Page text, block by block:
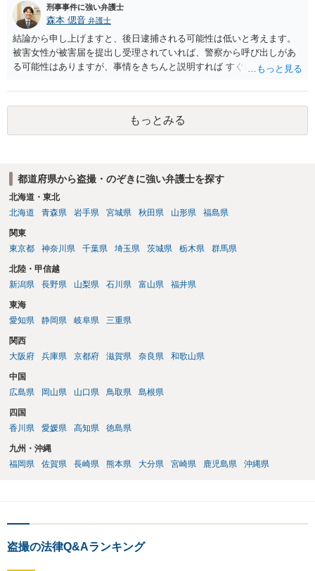
刑事事件に強い弁護士
森本 偲音 弁護士
結論から申し上げますと、後日逮捕される可能性は低いと考えます。
被害女性が被害届を提出し受理されていれば、警察から呼び出しがあ
る可能性はありますが、事情をきちんと説明すれば すぐに逮捕される
の画像が盗撮した画像等であれば別途問題となる可能性はあります
が、被害者が特定できない以上、 立件することは難しく、厳重注意で
終わる可能性が高いかと存じます。 以上ご参考までに。
もっとみる
都道府県から盗撮・のぞきに強い弁護士を探す
北海道・東北
北海道
青森県 岩手県 宮城県 秋田県 山形県 福島県
関東
東京都
神奈川県 千葉県 埼玉県 茨城県 栃木県 群馬県
北陸・甲信越
新潟県
長野県 山梨県 石川県 富山県 福井県
東海
愛知県
静岡県 岐阜県 三重県
関西
大阪府
兵庫県 京都府 滋賀県 奈良県 和歌山県
中国
広島県
岡山県 山口県 鳥取県 島根県
四国
香川県
愛媛県 高知県 徳島県
九州・沖縄
福岡県
佐賀県 長崎県 熊本県 大分県 宮崎県 鹿児島県 沖縄県
盗撮の法律Q&Aランキング